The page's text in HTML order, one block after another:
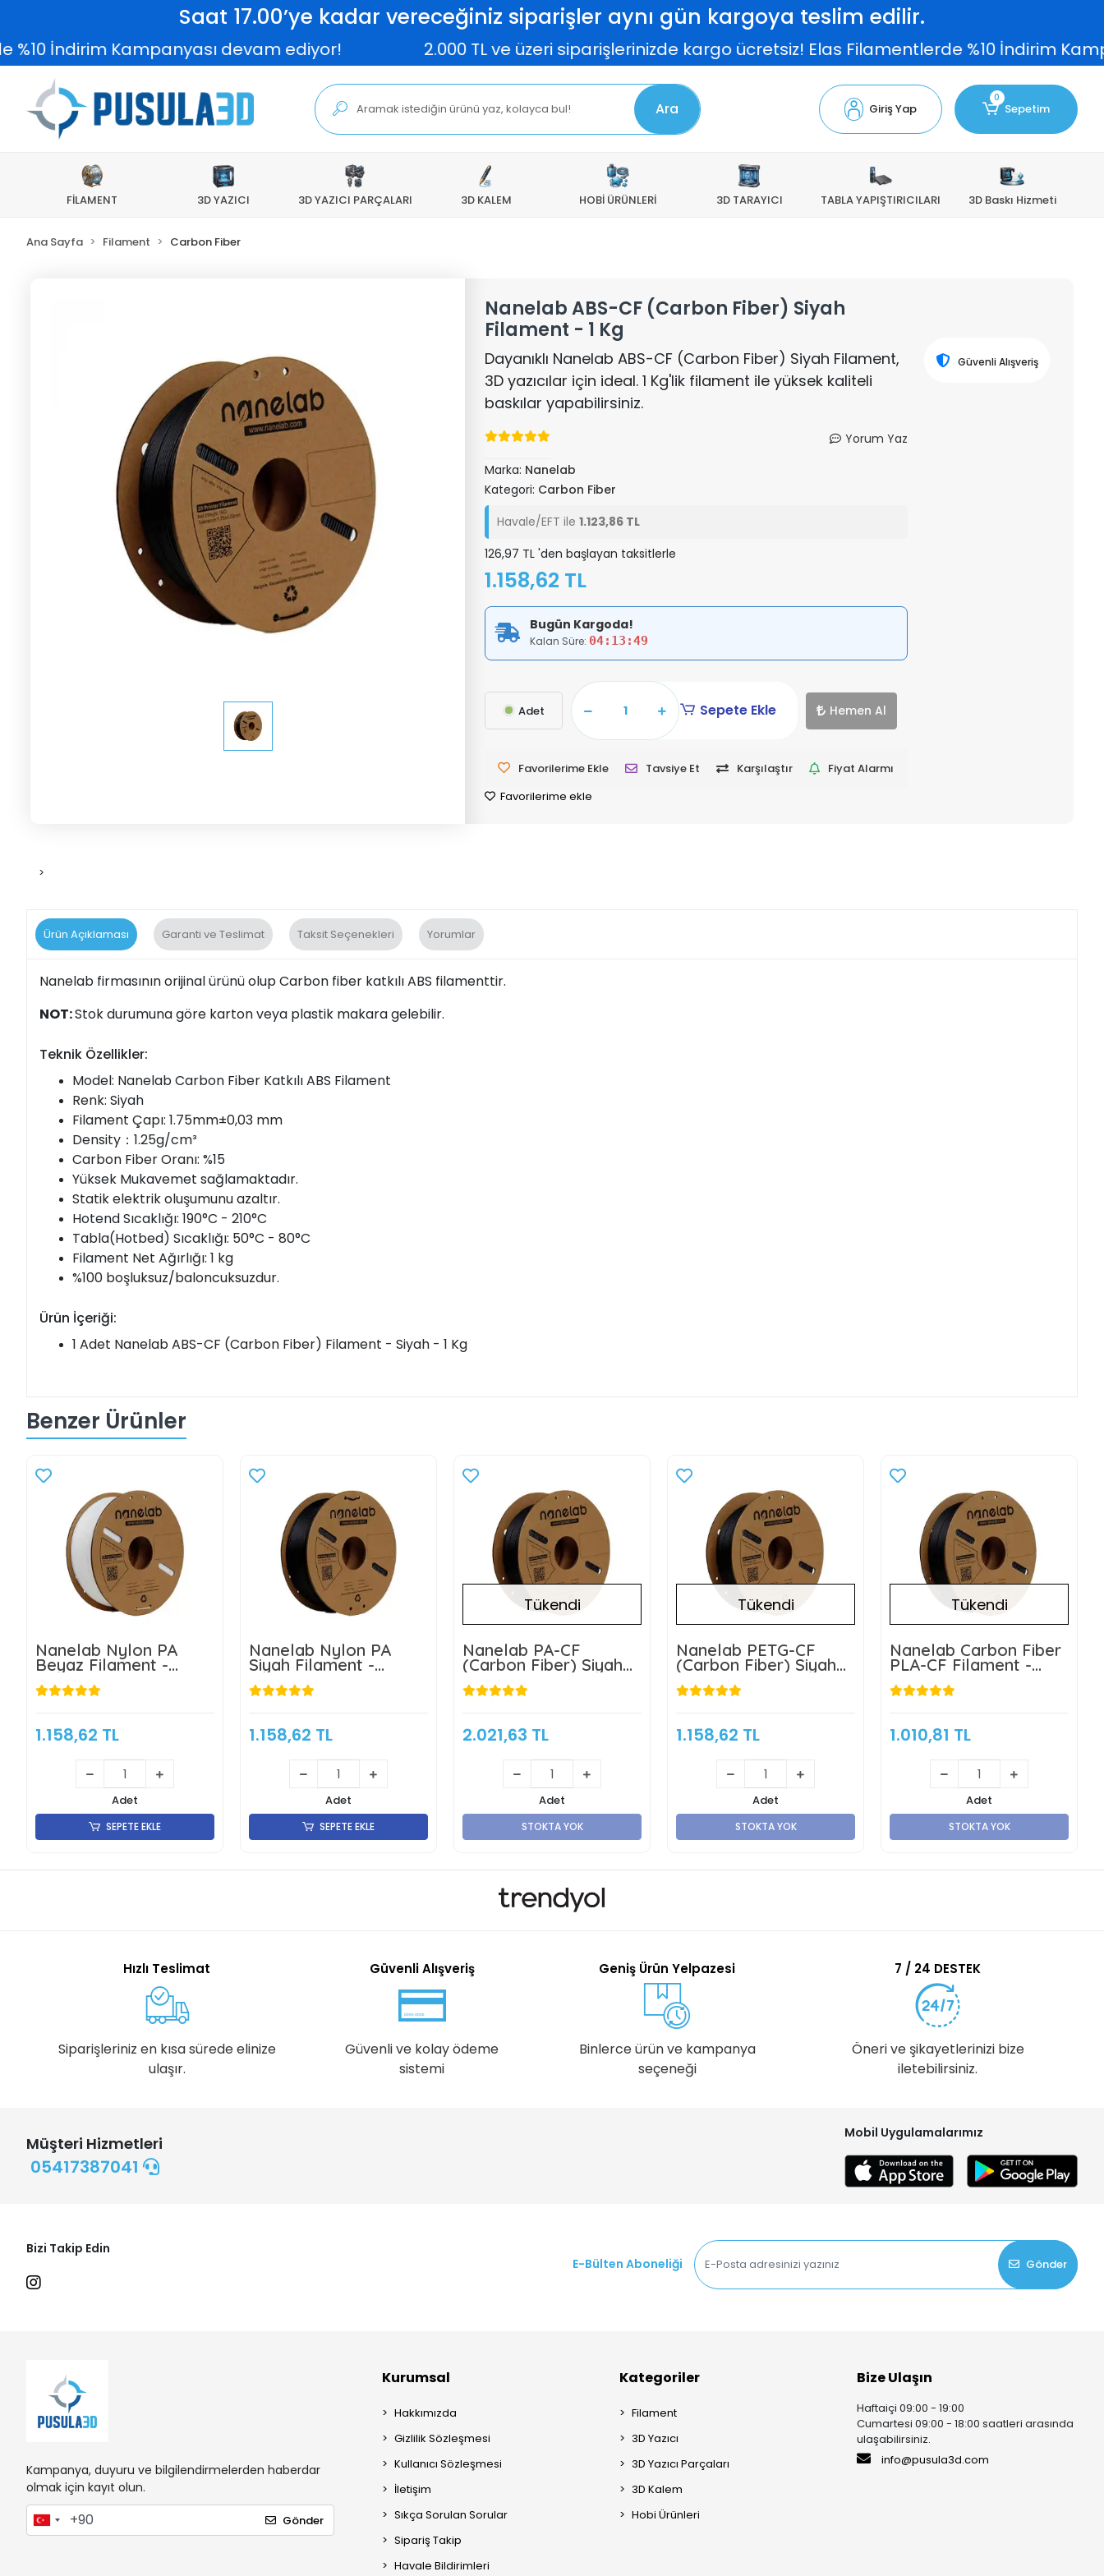
Saat 17.00’ye kadar vereceğiniz siparişler aynı gün kargoya teslim edilir.
Kampanyası devam ediyor! 2.000 TL ve üzeri siparişlerinizde kargo ücretsiz! Elas Filamentlerde %10 İndirim
Ara Giriş Yap
0
Sepetim
FİLAMENT 3D YAZICI 3D YAZICI PARÇALARI 3D KALEM HOBİ ÜRÜNLERİ 3D TARAYICI TABLA YAPIŞTIRICILARI 3D Baskı Hizmeti
Ana Sayfa Filament Carbon Fiber
Nanelab ABS-CF (Carbon Fiber) Siyah
Filament - 1 Kg
Dayanıklı Nanelab ABS-CF (Carbon Fiber) Siyah Filament,
3D yazıcılar için ideal. 1 Kg'lik filament ile yüksek kaliteli
baskılar yapabilirsiniz.
Yorum Yaz
Marka: Nanelab
Kategori: Carbon Fiber
Havale/EFT ile1.123,86 TL
126,97 TL 'den başlayan taksitlerle
1.158,62 TL
Bugün Kargoda!
Kalan Süre: 04:13:48
Adet Sepete Ekle Hemen Al
Favorilerime Ekle Tavsiye Et Karşılaştır
Fiyat Alarmı
Favorilerime ekle
Güvenli Alışveriş
>
Ürün Açıklaması Garanti ve Teslimat Taksit Seçenekleri Yorumlar
Nanelab firmasının orijinal ürünü olup Carbon fiber katkılı ABS filamenttir.
NOT:Stok durumuna göre karton veya plastik makara gelebilir.
Teknik Özellikler:
Model: Nanelab Carbon Fiber Katkılı ABS Filament
Renk: Siyah
Filament Çapı: 1.75mm±0,03 mm
Density：1.25g/cm³
Carbon Fiber Oranı: %15
Yüksek Mukavemet sağlamaktadır.
Statik elektrik oluşumunu azaltır.
Hotend Sıcaklığı: 190°C - 210°C
Tabla(Hotbed) Sıcaklığı: 50°C - 80°C
Filament Net Ağırlığı: 1 kg
%100 boşluksuz/baloncuksuzdur.
Ürün İçeriği:
1 Adet Nanelab ABS-CF (Carbon Fiber) Filament - Siyah - 1 Kg
Benzer Ürünler
Nanelab Nylon PA
Beyaz Filament -
1.75mm - 1Kg
1.158,62 TL
Adet
SEPETE EKLE
Nanelab Nylon PA
Siyah Filament -
1.75mm - 1Kg
1.158,62 TL
Adet
SEPETE EKLE
Tükendi
Nanelab PA-CF
(Carbon Fiber) Siyah
Filament - 1 Kg
2.021,63 TL
Adet
STOKTA YOK
Tükendi
Nanelab PETG-CF
(Carbon Fiber) Siyah
Filament - 1 Kg
1.158,62 TL
Adet
STOKTA YOK
Tükendi
Nanelab Carbon Fiber
PLA-CF Filament -
Siyah - 1 Kg
1.010,81 TL
Adet
STOKTA YOK
Hızlı Teslimat
Siparişleriniz en kısa sürede elinize
ulaşır.
Güvenli Alışveriş
Güvenli ve kolay ödeme
sistemi
Geniş Ürün Yelpazesi
Binlerce ürün ve kampanya
seçeneği
7 / 24 DESTEK
Öneri ve şikayetlerinizi bize
iletebilirsiniz.
Müşteri Hizmetleri
05417387041
Mobil Uygulamalarımız
Bizi Takip Edin
E-Bülten Aboneliği
Gönder
Kampanya, duyuru ve bilgilendirmelerden haberdar
olmak için kayıt olun.
Gönder
Kurumsal
Hakkımızda
Gizlilik Sözleşmesi
Kullanıcı Sözleşmesi
İletişim
Sıkça Sorulan Sorular
Sipariş Takip
Havale Bildirimleri
Kategoriler
Filament
3D Yazıcı
3D Yazıcı Parçaları
3D Kalem
Hobi Ürünleri
Bize Ulaşın
Haftaiçi 09:00 - 19:00
Cumartesi 09:00 - 18:00 saatleri arasında
ulaşabilirsiniz.
info@pusula3d.com